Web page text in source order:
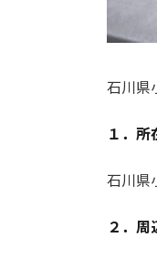
石川県
１．所
石川県
２．